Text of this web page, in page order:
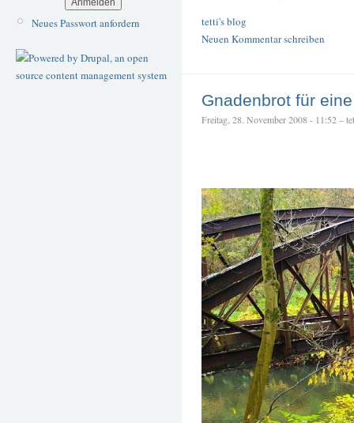
Neues Passwort anfordern
tetti's blog
Neuen Kommentar schreiben
Gnadenbrot für
Freitag, 28. November 2008 - 11:52 –